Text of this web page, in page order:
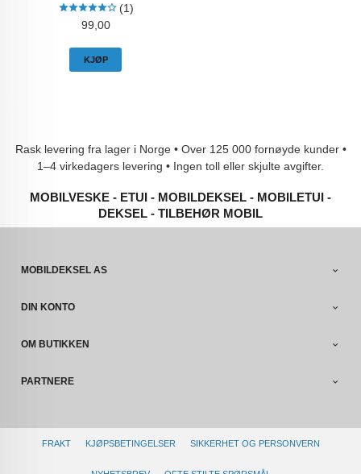
(1)
Pris
99,00
KJØP
Rask levering fra lager i Norge • Over 125 000 fornøyde kunder •
1–4 virkedagers levering • Ingen toll eller skjulte avgifter.
MOBILVESKE - ETUI - MOBILDEKSEL - MOBILETUI -
DEKSEL - TILBEHØR MOBIL
MOBILDEKSEL AS
DIN KONTO
OM BUTIKKEN
PARTNERE
FRAKT KJØPSBETINGELSER SIKKERHET OG PERSONVERN